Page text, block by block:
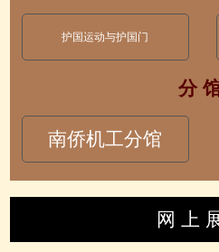
护国运动与护国门
分
南侨机工分馆
网 上